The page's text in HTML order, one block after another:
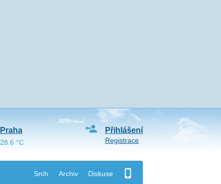
Sníh Archiv Diskuse
Přihlášení
Registrace
Praha
28.6 °C